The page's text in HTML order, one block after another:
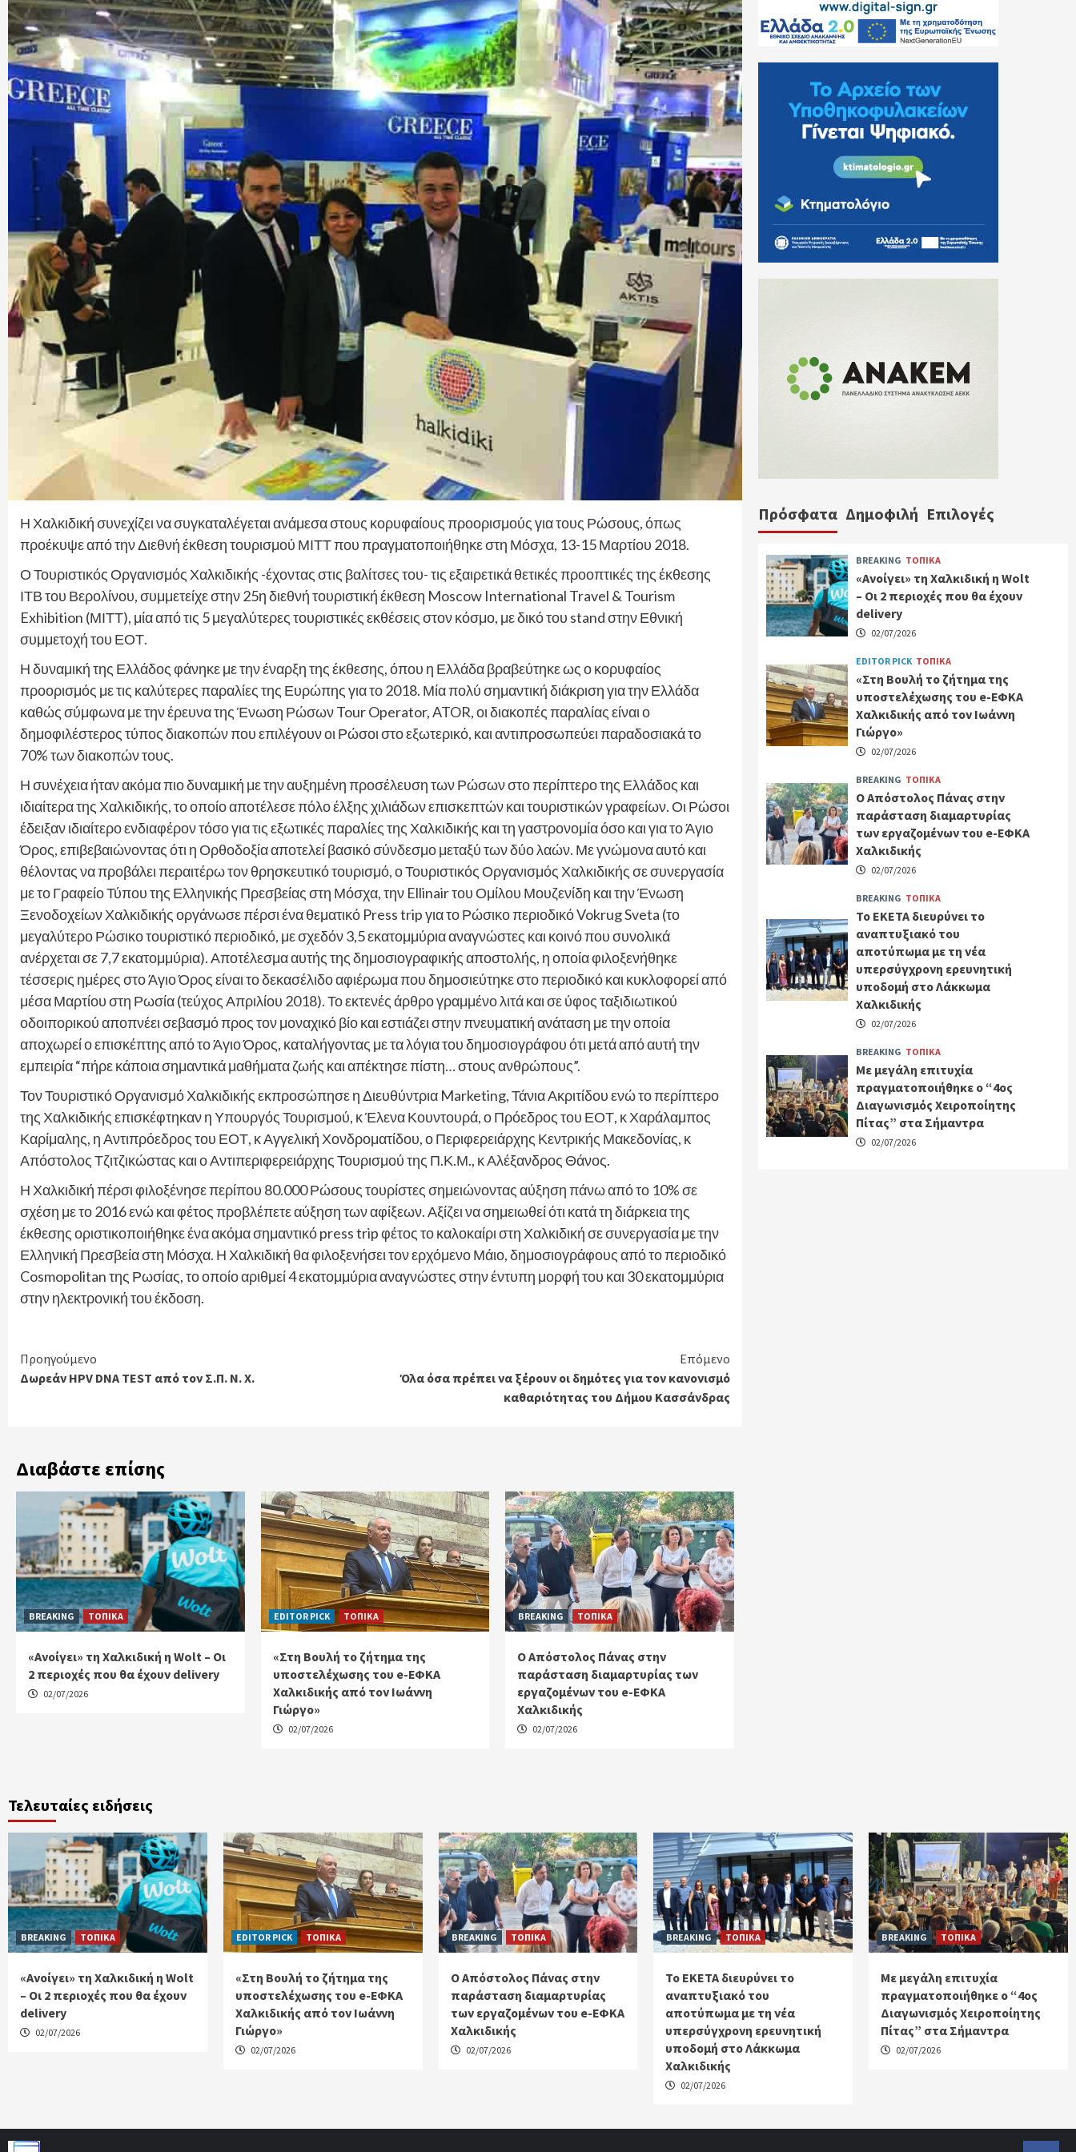
Η Χαλκιδική συνεχίζει να συγκαταλέγεται ανάμεσα στους κορυφαίους προορισμούς για τους Ρώσους, όπως
προέκυψε από την Διεθνή έκθεση τουρισμού ΜΙΤΤ που πραγματοποιήθηκε στη Μόσχα, 13-15 Μαρτίου 2018.
Ο Τουριστικός Οργανισμός Χαλκιδικής -έχοντας στις βαλίτσες του- τις εξαιρετικά θετικές προοπτικές της έκθεσης
ΙΤΒ του Βερολίνου, συμμετείχε στην 25η διεθνή τουριστική έκθεση Moscow International Travel & Tourism
Exhibition (ΜΙΤΤ), μία από τις 5 μεγαλύτερες τουριστικές εκθέσεις στον κόσμο, με δικό του stand στην Εθνική
συμμετοχή του ΕΟΤ.
Η δυναμική της Ελλάδος φάνηκε με την έναρξη της έκθεσης, όπου η Ελλάδα βραβεύτηκε ως ο κορυφαίος
προορισμός με τις καλύτερες παραλίες της Ευρώπης για το 2018. Μία πολύ σημαντική διάκριση για την Ελλάδα
καθώς σύμφωνα με την έρευνα της Ένωση Ρώσων Tour Operator, ATOR, οι διακοπές παραλίας είναι ο
δημοφιλέστερος τύπος διακοπών που επιλέγουν οι Ρώσοι στο εξωτερικό, και αντιπροσωπεύει παραδοσιακά το
70% των διακοπών τους.
Η συνέχεια ήταν ακόμα πιο δυναμική με την αυξημένη προσέλευση των Ρώσων στο περίπτερο της Ελλάδος και
ιδιαίτερα της Χαλκιδικής, το οποίο αποτέλεσε πόλο έλξης χιλιάδων επισκεπτών και τουριστικών γραφείων. Οι Ρώσοι
έδειξαν ιδιαίτερο ενδιαφέρον τόσο για τις εξωτικές παραλίες της Χαλκιδικής και τη γαστρονομία όσο και για το Άγιο
Όρος, επιβεβαιώνοντας ότι η Ορθοδοξία αποτελεί βασικό σύνδεσμο μεταξύ των δύο λαών. Με γνώμονα αυτό και
θέλοντας να προβάλει περαιτέρω τον θρησκευτικό τουρισμό, ο Τουριστικός Οργανισμός Χαλκιδικής σε συνεργασία
με το Γραφείο Τύπου της Ελληνικής Πρεσβείας στη Μόσχα, την Ellinair του Ομίλου Μουζενίδη και την Ένωση
Ξενοδοχείων Χαλκιδικής οργάνωσε πέρσι ένα θεματικό Press trip για το Ρώσικο περιοδικό Vokrug Sveta (το
μεγαλύτερο Ρώσικο τουριστικό περιοδικό, με σχεδόν 3,5 εκατομμύρια αναγνώστες και κοινό που συνολικά
ανέρχεται σε 7,7 εκατομμύρια). Αποτέλεσμα αυτής της δημοσιογραφικής αποστολής, η οποία φιλοξενήθηκε
τέσσερις ημέρες στο Άγιο Όρος είναι το δεκασέλιδο αφιέρωμα που δημοσιεύτηκε στο περιοδικό και κυκλοφορεί από
μέσα Μαρτίου στη Ρωσία (τεύχος Απριλίου 2018). Το εκτενές άρθρο γραμμένο λιτά και σε ύφος ταξιδιωτικού
οδοιπορικού αποπνέει σεβασμό προς τον μοναχικό βίο και εστιάζει στην πνευματική ανάταση με την οποία
αποχωρεί ο επισκέπτης από το Άγιο Όρος, καταλήγοντας με τα λόγια του δημοσιογράφου ότι μετά από αυτή την
εμπειρία “πήρε κάποια σημαντικά μαθήματα ζωής και απέκτησε πίστη… στους ανθρώπους”.
Τον Τουριστικό Οργανισμό Χαλκιδικής εκπροσώπησε η Διευθύντρια Marketing, Τάνια Ακριτίδου ενώ το περίπτερο
της Χαλκιδικής επισκέφτηκαν η Υπουργός Τουρισμού, κ Έλενα Κουντουρά, ο Πρόεδρος του ΕΟΤ, κ Χαράλαμπος
Καρίμαλης, η Αντιπρόεδρος του ΕΟΤ, κ Αγγελική Χονδροματίδου, ο Περιφερειάρχης Κεντρικής Μακεδονίας, κ
Απόστολος Τζιτζικώστας και ο Αντιπεριφερειάρχης Τουρισμού της Π.Κ.Μ., κ Αλέξανδρος Θάνος.
Η Χαλκιδική πέρσι φιλοξένησε περίπου 80.000 Ρώσους τουρίστες σημειώνοντας αύξηση πάνω από το 10% σε
σχέση με το 2016 ενώ και φέτος προβλέπετε αύξηση των αφίξεων. Αξίζει να σημειωθεί ότι κατά τη διάρκεια της
έκθεσης οριστικοποιήθηκε ένα ακόμα σημαντικό press trip φέτος το καλοκαίρι στη Χαλκιδική σε συνεργασία με την
Ελληνική Πρεσβεία στη Μόσχα. Η Χαλκιδική θα φιλοξενήσει τον ερχόμενο Μάιο, δημοσιογράφους από το περιοδικό
Cosmopolitan της Ρωσίας, το οποίο αριθμεί 4 εκατομμύρια αναγνώστες στην έντυπη μορφή του και 30 εκατομμύρια
στην ηλεκτρονική του έκδοση.
Continue
Reading
Προηγούμενο
Δωρεάν HPV DNA TEST από τον Σ.Π. Ν. Χ.
Επόμενο
Όλα όσα πρέπει να ξέρουν οι δημότες για τον κανονισμό
καθαριότητας του Δήμου Κασσάνδρας
Διαβάστε επίσης
BREAKING ΤΟΠΙΚΑ
«Ανοίγει» τη Χαλκιδική η Wolt – Οι
2 περιοχές που θα έχουν delivery
02/07/2026
EDITOR PICK ΤΟΠΙΚΑ
«Στη Βουλή το ζήτημα της
υποστελέχωσης του e-ΕΦΚΑ
Χαλκιδικής από τον Ιωάννη
Γιώργο»
02/07/2026
BREAKING ΤΟΠΙΚΑ
Ο Απόστολος Πάνας στην
παράσταση διαμαρτυρίας των
εργαζομένων του e-ΕΦΚΑ
Χαλκιδικής
02/07/2026
Πρόσφατα Δημοφιλή Επιλογές
BREAKING ΤΟΠΙΚΑ
«Ανοίγει» τη Χαλκιδική η Wolt
– Οι 2 περιοχές που θα έχουν
delivery
02/07/2026
EDITOR PICK ΤΟΠΙΚΑ
«Στη Βουλή το ζήτημα της
υποστελέχωσης του e-ΕΦΚΑ
Χαλκιδικής από τον Ιωάννη
Γιώργο»
02/07/2026
BREAKING ΤΟΠΙΚΑ
Ο Απόστολος Πάνας στην
παράσταση διαμαρτυρίας
των εργαζομένων του e-ΕΦΚΑ
Χαλκιδικής
02/07/2026
BREAKING ΤΟΠΙΚΑ
Το ΕΚΕΤΑ διευρύνει το
αναπτυξιακό του
αποτύπωμα με τη νέα
υπερσύγχρονη ερευνητική
υποδομή στο Λάκκωμα
Χαλκιδικής
02/07/2026
BREAKING ΤΟΠΙΚΑ
Με μεγάλη επιτυχία
πραγματοποιήθηκε ο “4ος
Διαγωνισμός Χειροποίητης
Πίτας” στα Σήμαντρα
02/07/2026
Τελευταίες ειδήσεις
BREAKING ΤΟΠΙΚΑ
«Ανοίγει» τη Χαλκιδική η Wolt
– Οι 2 περιοχές που θα έχουν
delivery
02/07/2026
EDITOR PICK ΤΟΠΙΚΑ
«Στη Βουλή το ζήτημα της
υποστελέχωσης του e-ΕΦΚΑ
Χαλκιδικής από τον Ιωάννη
Γιώργο»
02/07/2026
BREAKING ΤΟΠΙΚΑ
Ο Απόστολος Πάνας στην
παράσταση διαμαρτυρίας
των εργαζομένων του e-ΕΦΚΑ
Χαλκιδικής
02/07/2026
BREAKING ΤΟΠΙΚΑ
Το ΕΚΕΤΑ διευρύνει το
αναπτυξιακό του
αποτύπωμα με τη νέα
υπερσύγχρονη ερευνητική
υποδομή στο Λάκκωμα
Χαλκιδικής
02/07/2026
BREAKING ΤΟΠΙΚΑ
Με μεγάλη επιτυχία
πραγματοποιήθηκε ο “4ος
Διαγωνισμός Χειροποίητης
Πίτας” στα Σήμαντρα
02/07/2026